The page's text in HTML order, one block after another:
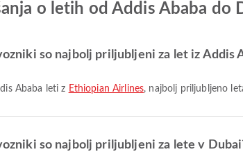
o letih od Addis Ababa do
so najbolj priljubljeni za let iz Addis
Ababa leti z Ethiopian Airlines, najbolj priljubljeno
so najbolj priljubljeni za lete v